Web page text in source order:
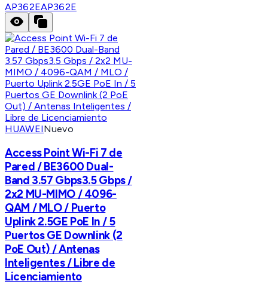
AP362EAP362E
HUAWEINuevo
Access Point Wi-Fi 7 de
Pared / BE3600 Dual-
Band 3.57 Gbps3.5 Gbps /
2x2 MU-MIMO / 4096-
QAM / MLO / Puerto
Uplink 2.5GE PoE In / 5
Puertos GE Downlink (2
PoE Out) / Antenas
Inteligentes / Libre de
Licenciamiento